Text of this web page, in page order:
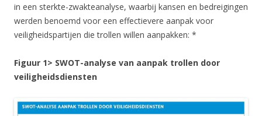
in een sterkte-zwakteanalyse, waarbij kansen en bedreigingen
werden benoemd voor een effectievere aanpak voor
veiligheidspartijen die trollen willen aanpakken: *
Figuur 1> SWOT-analyse van aanpak trollen door
veiligheidsdiensten